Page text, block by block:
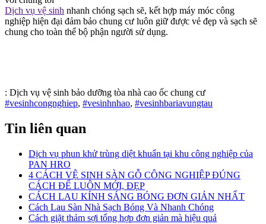
Dịch vụ vệ sinh nhanh chóng sạch sẽ, kết hợp máy móc công
nghiệp hiện đại đảm bảo chung cư luôn giữ được vẻ đẹp và sạch sẽ
chung cho toàn thể bộ phận người sử dụng.
: Dịch vụ vệ sinh bảo dưỡng tòa nhà cao ốc chung cư
#vesinhcongnghiep, #vesinhnhao, #vesinhbariavungtau
Tin liên quan
Dịch vụ phun khử trùng diệt khuẩn tại khu công nghiệp của
PAN HRO
4 CÁCH VỆ SINH SÀN GỖ CÔNG NGHIỆP ĐÚNG
CÁCH ĐỂ LUÔN MỚI, ĐẸP
CÁCH LAU KÍNH SÁNG BÓNG ĐƠN GIẢN NHẤT
Cách Lau Sàn Nhà Sạch Bóng Và Nhanh Chóng
Cách giặt thảm sợi tổng hợp đơn giản mà hiệu quả